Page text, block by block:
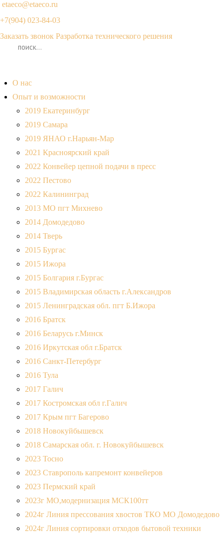
etaeco@etaeco.ru
+7(904) 023-84-03
Заказать звонок Разработка технического решения
О нас
Опыт и возможности
2019 Екатеринбург
2019 Самара
2019 ЯНАО г.Нарьян-Мар
2021 Красноярский край
2022 Конвейер цепной подачи в пресс
2022 Пестово
2022 Калининград
2013 МО пгт Михнево
2014 Домодедово
2014 Тверь
2015 Бургас
2015 Ижора
2015 Болгария г.Бургас
2015 Владимирская область г.Александров
2015 Ленинградская обл. пгт Б.Ижора
2016 Братск
2016 Беларусь г.Минск
2016 Иркутская обл г.Братск
2016 Санкт-Петербург
2016 Тула
2017 Галич
2017 Костромская обл г.Галич
2017 Крым пгт Багерово
2018 Новокуйбышевск
2018 Самарская обл. г. Новокуйбышевск
2023 Тосно
2023 Ставрополь капремонт конвейеров
2023 Пермский край
2023г МО,модернизация МСК100тт
2024г Линия прессования хвостов ТКО МО Домодедово
2024г Линия сортировки отходов бытовой техники